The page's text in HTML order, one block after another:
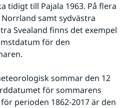
tidigt till Pajala 1963. På flera
samt sydvästra
Svealand finns det exempel
för den
sommar den 12
för sommarens
perioden 1862-2017 är den